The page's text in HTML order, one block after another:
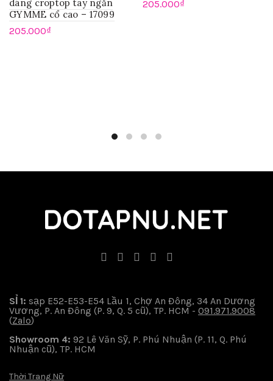
dáng croptop tay ngắn
GYMME cổ cao – 17099
205.000₫
205.000₫
SỈ 1: sạp E52-E53-E54 Lầu 1, Chợ An Đông, 34 An Dương
Vương, P. An Đông (P. 9, Q. 5 cũ), TP. HCM - 091.971.9008
(Zalo)
Showroom 4: 92 Lê Văn Sỹ, P. Phú Nhuận (P. 11, Q. Phú
Nhuận cũ), TP. HCM
Thời Trang Nữ